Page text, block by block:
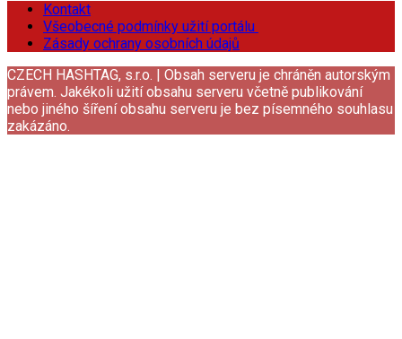
Kontakt
Všeobecné podmínky užití portálu
Zásady ochrany osobních údajů
CZECH HASHTAG, s.r.o. | Obsah serveru je chráněn autorským
právem. Jakékoli užití obsahu serveru včetně publikování
nebo jiného šíření obsahu serveru je bez písemného souhlasu
zakázáno.